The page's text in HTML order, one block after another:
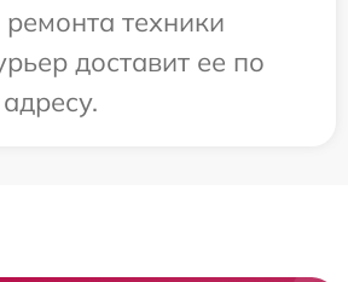
техники
доставит ее по